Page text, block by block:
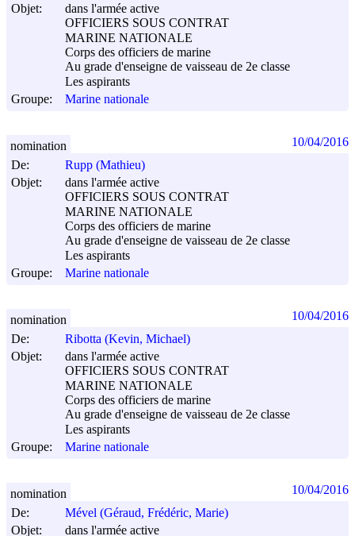
Objet:
dans l'armée active
OFFICIERS SOUS CONTRAT
MARINE NATIONALE
Corps des officiers de marine
Au grade d'enseigne de vaisseau de 2e classe
Les aspirants
Groupe:
Marine nationale
De:
Rupp (Mathieu)
Objet:
dans l'armée active
OFFICIERS SOUS CONTRAT
MARINE NATIONALE
Corps des officiers de marine
Au grade d'enseigne de vaisseau de 2e classe
Les aspirants
Groupe:
Marine nationale
nomination 10/04/2016
De:
Ribotta (Kevin, Michael)
Objet:
dans l'armée active
OFFICIERS SOUS CONTRAT
MARINE NATIONALE
Corps des officiers de marine
Au grade d'enseigne de vaisseau de 2e classe
Les aspirants
Groupe:
Marine nationale
nomination 10/04/2016
De:
Mével (Géraud, Frédéric, Marie)
Objet:
dans l'armée active
nomination 10/04/2016